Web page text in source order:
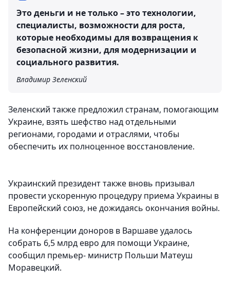
Это деньги и не только – это технологии,
специалисты, возможности для роста,
которые необходимы для возвращения к
безопасной жизни, для модернизации и
социального развития.
Владимир Зеленский
Зеленский также предложил странам, помогающим
Украине, взять шефство над отдельными
регионами, городами и отраслями, чтобы
обеспечить их полноценное восстановление.
Украинский президент также вновь призывал
провести ускоренную процедуру приема Украины в
Европейский союз, не дожидаясь окончания войны.
На конференции доноров в Варшаве удалось
собрать 6,5 млрд евро для помощи Украине,
сообщил премьер- министр Польши Матеуш
Моравецкий.